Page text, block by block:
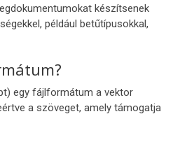
készítsenek
például betűtípusokkal,
egy fájlformátum a vektor
a szöveget, amely támogatja